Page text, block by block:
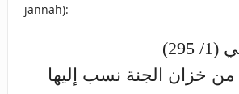
jannah):
من خزان الجنة نسب إليها